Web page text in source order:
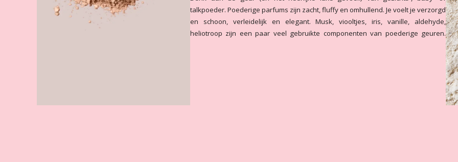
talkpoeder. Poederige parfums zijn zacht, fluffy en omhullend. Je voelt je verzorgd
en schoon, verleidelijk en elegant. Musk, viooltjes, iris, vanille, aldehyde,
heliotroop zijn een paar veel gebruikte componenten van poederige geuren.